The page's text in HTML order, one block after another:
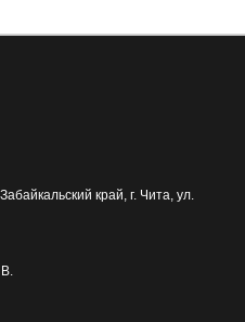
Забайкальский край, г. Чита ул.